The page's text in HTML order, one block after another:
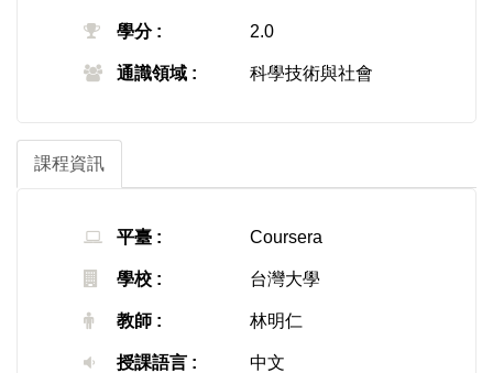
學分 : 2.0
通識領域 : 科學技術與社會
課程資訊
平臺 : Coursera
學校 : 台灣大學
教師 : 林明仁
授課語言 : 中文